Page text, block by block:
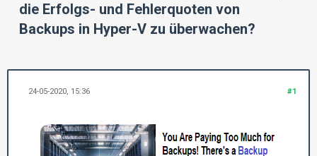
die Erfolgs- und Fehlerquoten von
Backups in Hyper-V zu überwachen?
#1
24-05-2020, 15:36